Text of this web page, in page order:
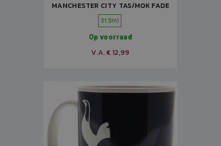
MANCHESTER CITY TAS/MOK FADE
315ml
Op voorraad
V.A. € 12,99